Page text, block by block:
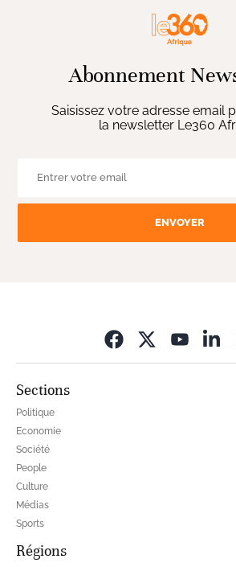
Abonnement
Saisissez votre adresse email
la newsletter Le360
ENVOYER
Sections
Politique
Economie
Société
People
Culture
Médias
Sports
Régions